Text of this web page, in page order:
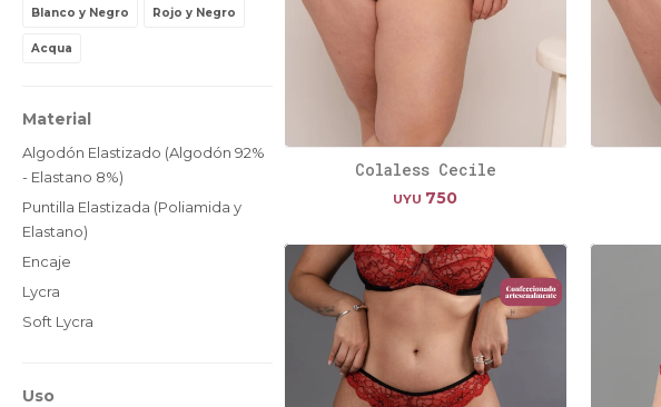
Colaless Cecile
UYU 750
Blanco y Negro Rojo y Negro
Acqua
Material
Algodón Elastizado (Algodón 92%
- Elastano 8%)
Puntilla Elastizada (Poliamida y
Elastano)
Encaje
Lycra
Soft Lycra
Uso